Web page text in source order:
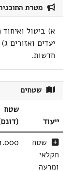
מטרת
א) ביטול
יעדים ואזורים
חדשות.
שטחים
ייעוד
שטח
שטח
חקלאי
ומרעה